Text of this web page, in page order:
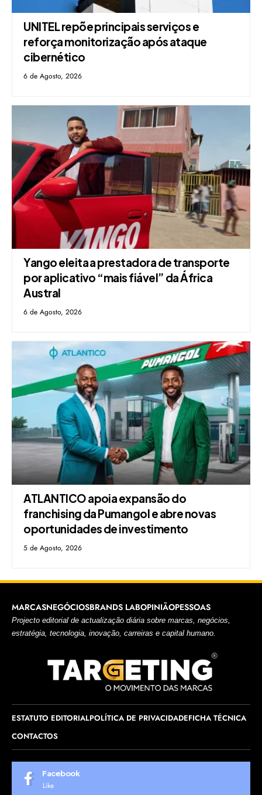
UNITEL repõe principais serviços e
reforça monitorização após ataque
cibernético
6 de Agosto, 2026
Yango eleita a prestadora de transporte
por aplicativo “mais fiável” da África
Austral
6 de Agosto, 2026
ATLANTICO apoia expansão do
franchising da Pumangol e abre novas
oportunidades de investimento
5 de Agosto, 2026
MARCASNEGÓCIOSBRANDS LABOPINIÃOPESSOAS
Projecto editorial de actualização diária sobre marcas, negócios,
estratégia, tecnologia, inovação, carreiras e capital humano.
ESTATUTO EDITORIALPOLÍTICA DE PRIVACIDADEFICHA TÉCNICA
CONTACTOS
Facebook
Like